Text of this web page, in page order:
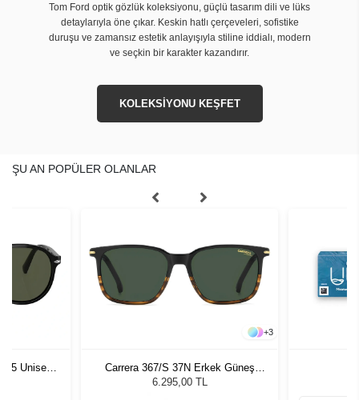
Tom Ford optik gözlük koleksiyonu, güçlü tasarım dili ve lüks
detaylarıyla öne çıkar. Keskin hatlı çerçeveleri, sofistike
duruşu ve zamansız estetik anlayışıyla stiline iddialı, modern
ve seçkin bir karakter kazandırır.
KOLEKSİYONU KEŞFET
ŞU AN POPÜLER OLANLAR
55 Unisex
+3
Carrera 367/S 37N Erkek Güneş
Gözlüğü
6.295,00 TL